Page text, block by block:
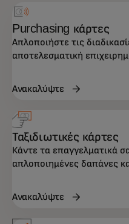
Purchasing κάρτες
Απλοποιήστε τις
αποτελεσματική
Ανακαλύψτε
Ταξιδιωτικές κάρτες
Κάντε τα επαγγελματικά
απλοποιημένες δαπάνες
Ανακαλύψτε